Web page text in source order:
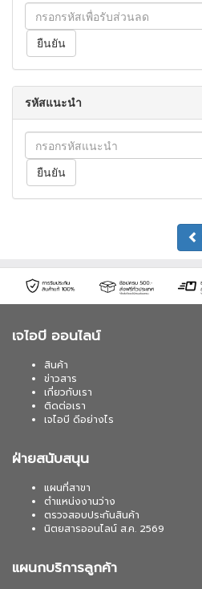
รหัสแนะนำ
เจไอบี ออนไลน์
สินค้า
ข่าวสาร
เกี่ยวกับเรา
ติดต่อเรา
เจไอบี ดีอย่างไร
ฝ่ายสนับสนุน
แผนที่สาขา
ตำแหน่งงานว่าง
ตรวจสอบประกันสินค้า
นิตยสารออนไลน์ ส.ค. 2569
แผนกบริการลูกค้า